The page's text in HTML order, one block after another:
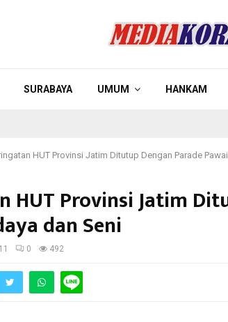
SURABAYA UMUM HANKAM
HUT Provinsi Jatim Ditutup Dengan Parade
HUT Provinsi Jatim
dan Seni
0 492